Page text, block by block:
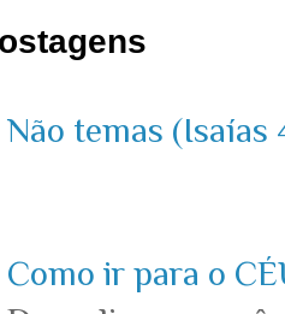
Não temas (Isaías
Como ir para o